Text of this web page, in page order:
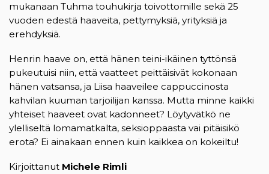
mukanaan Tuhma touhu­kirja toivottomille sekä 25
vuoden edestä haaveita, pettymyksiä, yrityksiä ja
erehdyksiä.
Henrin haave on, että hänen teini-ikäinen tyttönsä
pukeutuisi niin, että vaatteet peittäisivät kokonaan
hänen vatsansa, ja Liisa haaveilee cappuccinosta
kahvilan kuuman tarjoi­lijan kanssa. Mutta minne kaikki
yhteiset haaveet ovat kadonneet? Löytyvätkö ne
ylelliseltä lomamatkalta, seksioppaasta vai pitäisikö
erota? Ei ainakaan ennen kuin kaikkea on kokeiltu!
Kirjoittanut Michele Rimli